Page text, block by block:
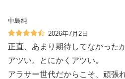
中島純
2026年7月2日
正直、あまり期待してなかったが
アツい。とにかくアツい。
アラサー世代だからこそ、頑張